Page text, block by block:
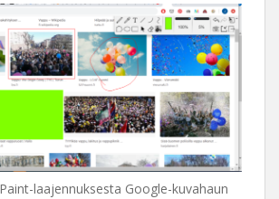
laajennuksesta Google-kuvahaun